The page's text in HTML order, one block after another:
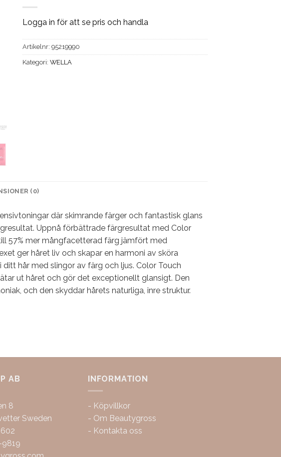
Logga in för att se pris och handla
Artikelnr:95219990
Kategori:WELLA
(0)
där skimrande färger och fantastisk glans
Uppnå förbättrade färgresultat med Color
57% mer mångfacetterad färg jämfört med
ger håret liv och skapar en harmoni av sköra
hår med slingor av färg och ljus. Color Touch
ut håret och gör det exceptionellt glansigt. Den
och den skyddar hårets naturliga, inre struktur.
AB
8
Sweden
INFORMATION
- Köpvillkor
- Om Beautygross
- Kontakta oss